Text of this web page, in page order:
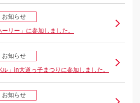
お知らせ
リー」に参加しました。
お知らせ
ル」in大道っ子まつりに参加しました。
お知らせ